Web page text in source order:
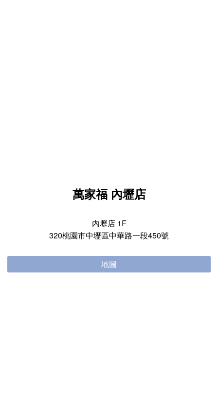
萬家福 內壢店
內壢店 1F
320桃園市中壢區中華路一段450號
地圖